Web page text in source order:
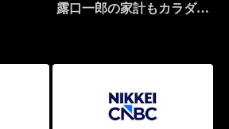
露口一郎の家計もカラダも